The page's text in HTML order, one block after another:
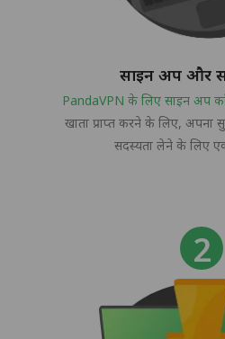
साइन अप और
PandaVPN के लिए साइन अप
खाता प्राप्त करने के लिए, अपना
सदस्यता लेने के लिए